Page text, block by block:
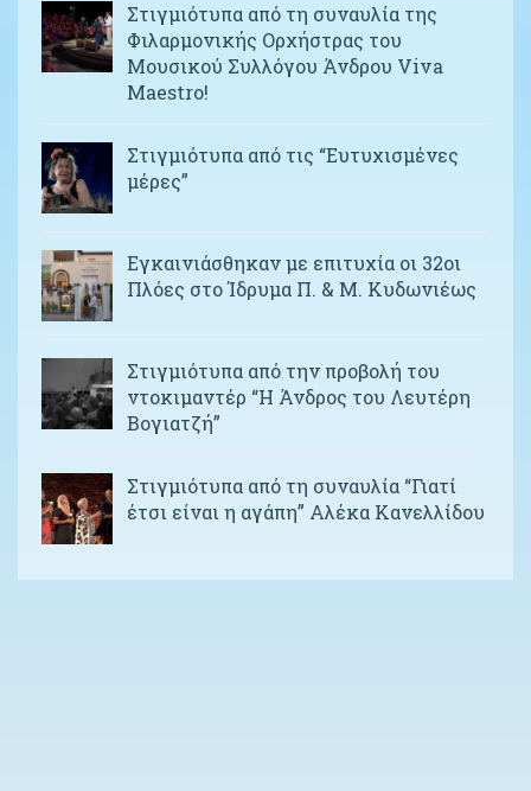
Στιγμιότυπα από τη συναυλία της
Φιλαρμονικής Ορχήστρας του
Μουσικού Συλλόγου Άνδρου Viva
Maestro!
Στιγμιότυπα από τις “Ευτυχισμένες
μέρες”
Εγκαινιάσθηκαν με επιτυχία οι 32οι
Πλόες στο Ίδρυμα Π. & Μ. Κυδωνιέως
Στιγμιότυπα από την προβολή του
ντοκιμαντέρ “Η Άνδρος του Λευτέρη
Βογιατζή”
Στιγμιότυπα από τη συναυλία “Γιατί
έτσι είναι η αγάπη” Αλέκα Κανελλίδου